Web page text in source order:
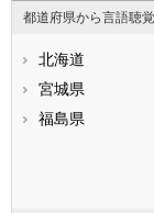
都道府県から言語聴
北海道
宮城県
福島県